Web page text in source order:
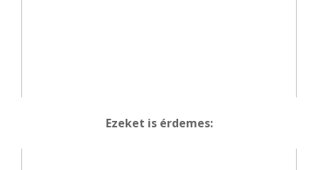
Ezeket is érdemes: